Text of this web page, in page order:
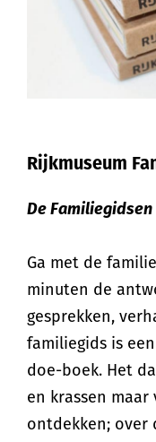
Rijkmuseum
De
Ga met de
minuten de
gesprekken,
familiegids is
doe-boek. Het
en krassen
ontdekken; over